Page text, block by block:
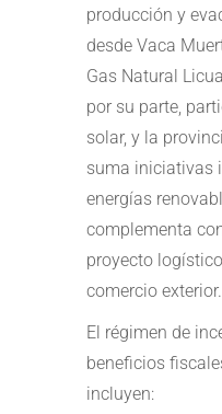
producción y
desde Vaca
Gas Natural
por su parte,
solar, y la
suma iniciativas
energías
complementa
proyecto
comercio exterior.
El régimen de
beneficios
incluyen: